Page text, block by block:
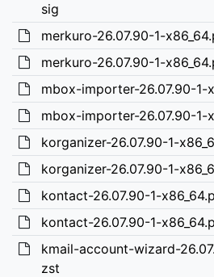
sig
merkuro-26.07.90-1-
merkuro-26.07.90-1-
mbox-importer-26.07.90-1-
mbox-importer-26.07.90-1-
korganizer-26.07.90-1-
korganizer-26.07.90-1-
kontact-26.07.90-1-
kontact-26.07.90-1-
kmail-account-wizard-
zst